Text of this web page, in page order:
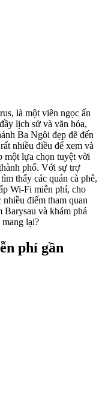
là một viên ngọc ẩn
lịch sử và văn hóa,
Ba Ngôi đẹp đẽ đến
nhiều điều để xem và
một lựa chọn tuyệt vời
phố. Với sự trợ
thấy các quán cà phê,
Wi-Fi miễn phí, cho
điểm tham quan
Barysau và khám phá
lại?
phí gần